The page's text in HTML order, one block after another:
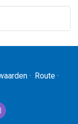
· Route·